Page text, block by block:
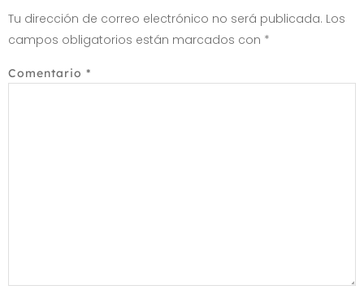
Tu dirección de correo electrónico no será publicada. Los
campos obligatorios están marcados con *
Comentario *